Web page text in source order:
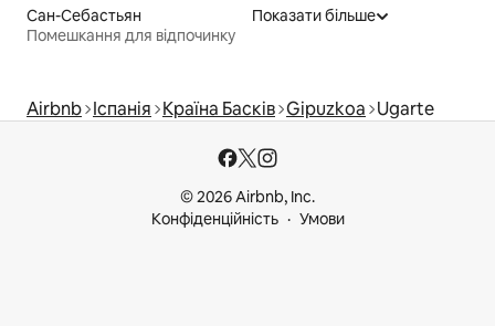
Сан-Себастьян
Помешкання для відпочинку
Показати більше
Airbnb Іспанія Країна Басків Gipuzkoa Ugarte
© 2026 Airbnb, Inc.
Конфіденційність
Умови